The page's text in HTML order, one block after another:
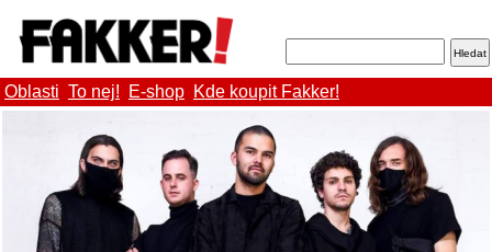
Oblasti To nej! E-shop Kde koupit Fakker!